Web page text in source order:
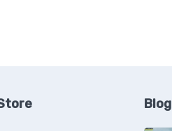
Blog